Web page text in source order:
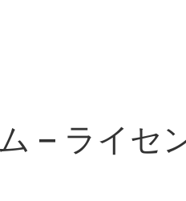
– ライセ